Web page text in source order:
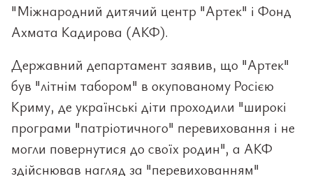
"Міжнародний дитячий центр "Артек" і Фонд
Ахмата Кадирова (АКФ).
Державний департамент заявив, що "Артек"
був "літнім табором" в окупованому Росією
Криму, де українські діти проходили "широкі
програми "патріотичного" перевиховання і не
могли повернутися до своїх родин", а АКФ
здійснював нагляд за "перевихованням"